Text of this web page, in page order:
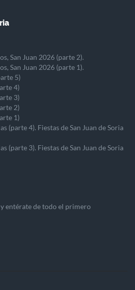
San Juan 2026 (parte 2).
San Juan 2026 (parte 1).
5)
4)
3)
2)
1)
(parte 4). Fiestas de San Juan de Soria
(parte 3). Fiestas de San Juan de Soria
entérate de todo el primero